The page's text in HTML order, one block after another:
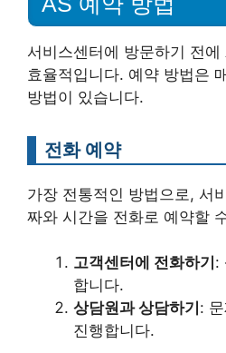
서비스센터에 방문하기 전
효율적입니다. 예약 방법은
방법이 있습니다.
전화 예약
가장 전통적인 방법으로, 서
짜와 시간을 전화로 예약할
고객센터에 전화하기 :
합니다.
상담원과 상담하기 :
진행합니다.